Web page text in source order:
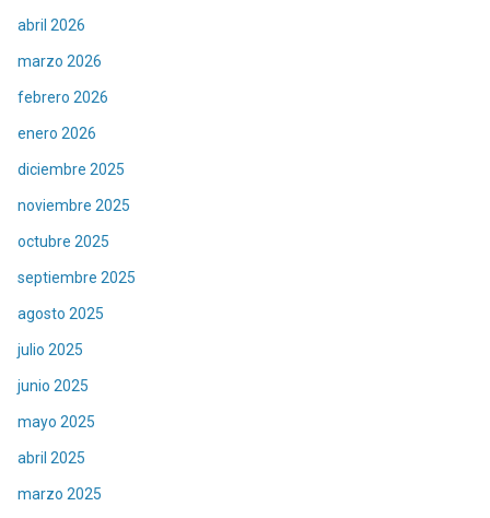
abril 2026
marzo 2026
febrero 2026
enero 2026
diciembre 2025
noviembre 2025
octubre 2025
septiembre 2025
agosto 2025
julio 2025
junio 2025
mayo 2025
abril 2025
marzo 2025